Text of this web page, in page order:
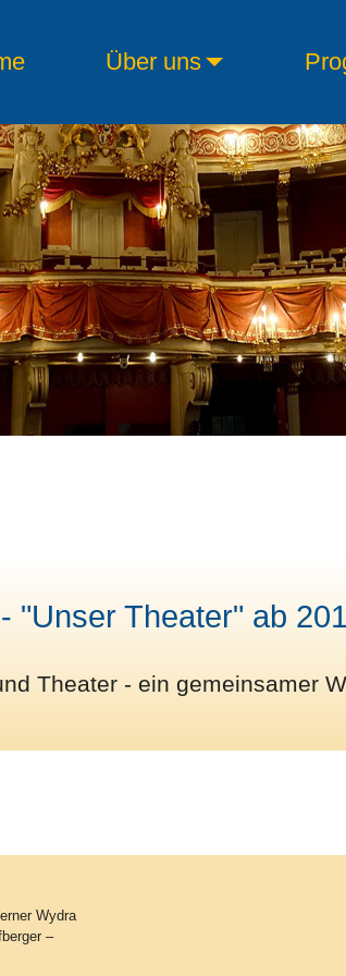
Über uns
"Unser Theater" ab
Theater - ein gemeinsamer
Wydra
–